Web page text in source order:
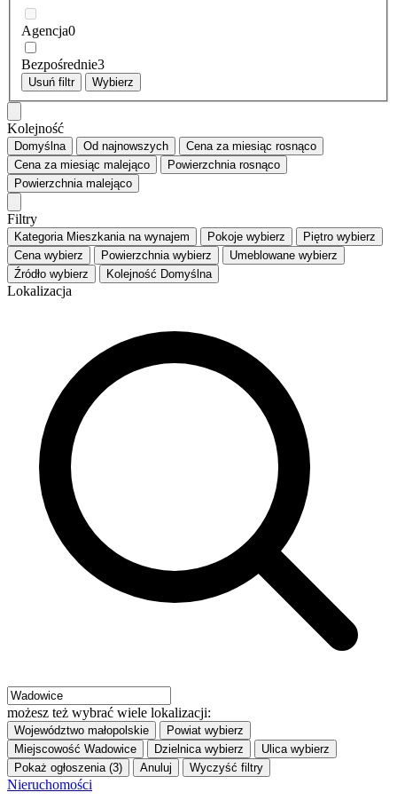
Agencja0
Bezpośrednie3
Usuń filtr Wybierz
Kolejność
Domyślna Od najnowszych Cena za miesiąc rosnąco
Cena za miesiąc malejąco Powierzchnia rosnąco
Powierzchnia malejąco
Filtry
Kategoria Mieszkania na wynajem Pokoje wybierz Piętro wybierz
Cena wybierz Powierzchnia wybierz Umeblowane wybierz
Źródło wybierz Kolejność Domyślna
Lokalizacja
możesz też wybrać wiele lokalizacji:
Województwo małopolskie Powiat wybierz
Miejscowość Wadowice Dzielnica wybierz Ulica wybierz
Pokaż ogłoszenia (3)
Anuluj Wyczyść filtry
Nieruchomości